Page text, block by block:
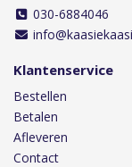
030-6884046
Klantenservice
Bestellen
Betalen
Afleveren
Contact